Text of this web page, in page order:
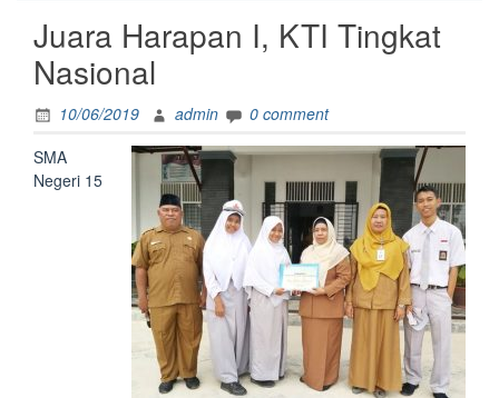
Juara Harapan I, KTI Tingkat
Nasional
10/06/2019 admin
0 comment
SMA
Negeri 15